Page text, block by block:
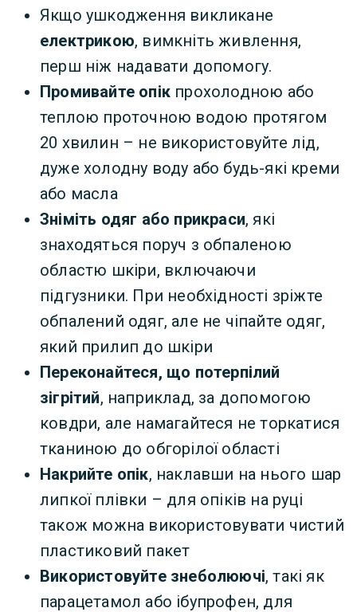
Якщо ушкодження викликане
електрикою, вимкніть живлення,
перш ніж надавати допомогу.
Промивайте опік прохолодною або
теплою проточною водою протягом
20 хвилин – не використовуйте лід,
дуже холодну воду або будь-які креми
або масла
Зніміть одяг або прикраси, які
знаходяться поруч з обпаленою
областю шкіри, включаючи
підгузники. При необхідності зріжте
обпалений одяг, але не чіпайте одяг,
який прилип до шкіри
Переконайтеся, що потерпілий
зігрітий, наприклад, за допомогою
ковдри, але намагайтеся не торкатися
тканиною до обгорілої області
Накрийте опік, наклавши на нього шар
липкої плівки – для опіків на руці
також можна використовувати чистий
пластиковий пакет
Використовуйте знеболюючі, такі як
парацетамол або ібупрофен, для